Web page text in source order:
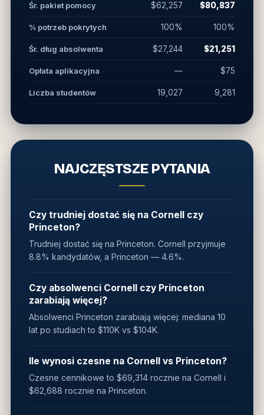
Śr. pakiet pomocy $62,257 $80,837
% potrzeb pokrytych 100% 100%
Śr. dług absolwenta $27,244 $21,251
Opłata aplikacyjna — $75
Liczba studentów 19,027 9,281
NAJCZĘSTSZE PYTANIA
Czy trudniej dostać się na Cornell czy
Princeton?
Trudniej dostać się na Princeton. Cornell przyjmuje
8.8% kandydatów, a Princeton — 4.6%.
Czy absolwenci Cornell czy Princeton
zarabiają więcej?
Absolwenci Princeton zarabiają więcej: mediana 10
lat po studiach to $110K vs $104K.
Ile wynosi czesne na Cornell vs Princeton?
Czesne cennikowe to $69,314 rocznie na Cornell i
$62,688 rocznie na Princeton.